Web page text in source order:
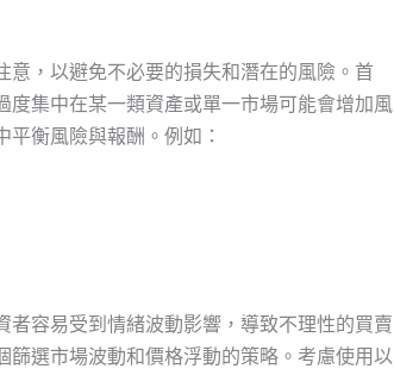
，以避免不必要的損失和潛在的風險。首
度集中在某一類資產或單一市場可能會增加風
衡風險與報酬。例如：
者容易受到情緒波動影響，導致不理性的買賣
篩選市場波動和價格浮動的策略。考慮使用以